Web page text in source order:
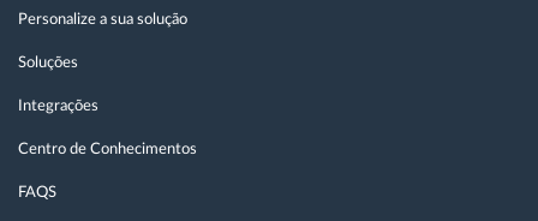
Personalize a sua solução
Soluções
Integrações
Centro de Conhecimentos
FAQS